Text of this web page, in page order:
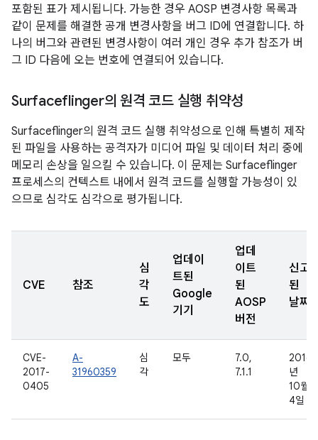
포함된 표가 제시됩니다. 가능한 경우 AOSP 변경사항 목록과
같이 문제를 해결한 공개 변경사항을 버그 ID에 연결합니다. 하
나의 버그와 관련된 변경사항이 여러 개인 경우 추가 참조가 버
그 ID 다음에 오는 번호에 연결되어 있습니다.
Surfaceflinger의 원격 코드 실행 취약성
Surfaceflinger의 원격 코드 실행 취약성으로 인해 특별히 제작
된 파일을 사용하는 공격자가 미디어 파일 및 데이터 처리 중에
메모리 손상을 일으킬 수 있습니다. 이 문제는 Surfaceflinger
프로세스의 컨텍스트 내에서 원격 코드를 실행할 가능성이 있
으므로 심각도 심각으로 평가됩니다.
CVE 참조
심
각
도
업데이
트된
Google
기기
업데
이트
된
AOSP
버전
신고
된
날짜
CVE-
2017-
0405
A-
31960359
심
각
모두
7.0,
7.1.1
2016
년
10월
4일